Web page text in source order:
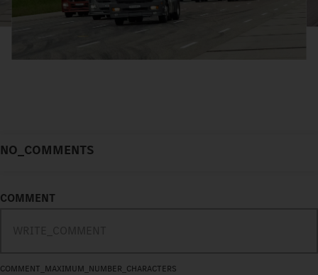
NO_COMMENTS
COMMENT
COMMENT_MAXIMUM_NUMBER_CHARACTERS